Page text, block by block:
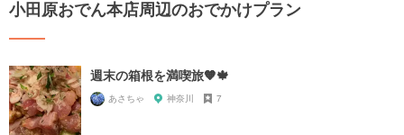
小田原おでん本店周辺のおでかけプラン
週末の箱根を満喫旅🧡🍁
あさちゃ 神奈川 7